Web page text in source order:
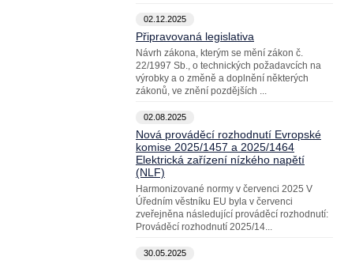
02.12.2025
Připravovaná legislativa
Návrh zákona, kterým se mění zákon č.
22/1997 Sb., o technických požadavcích na
výrobky a o změně a doplnění některých
zákonů, ve znění pozdějších ...
02.08.2025
Nová prováděcí rozhodnutí Evropské
komise 2025/1457 a 2025/1464
Elektrická zařízení nízkého napětí
(NLF)
Harmonizované normy v červenci 2025 V
Úředním věstníku EU byla v červenci
zveřejněna následující prováděcí rozhodnutí:
Prováděcí rozhodnutí 2025/14...
30.05.2025